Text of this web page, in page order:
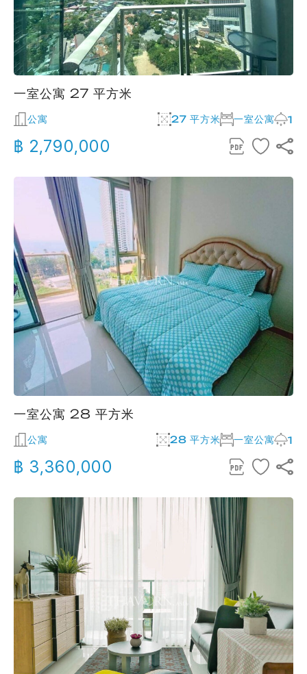
一室公寓 27 平方米
公寓 27 平方米 一室公寓 1
฿ 2,790,000
一室公寓 28 平方米
公寓 28 平方米 一室公寓 1
฿ 3,360,000